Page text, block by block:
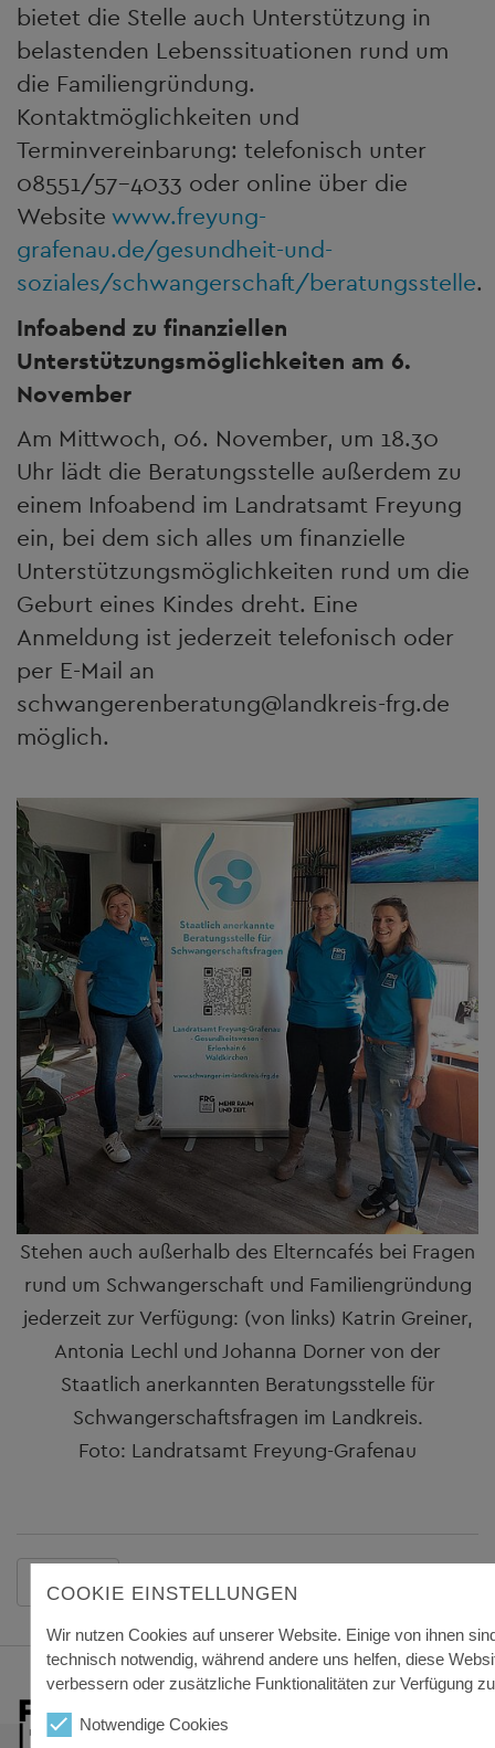
bietet die Stelle auch Unterstützung in
belastenden Lebenssituationen rund um
die Familiengründung.
Kontaktmöglichkeiten und
Terminvereinbarung: telefonisch unter
08551/57-4033 oder online über die
Website www.freyung-
grafenau.de/gesundheit-und-
soziales/schwangerschaft/beratungsstelle.
Infoabend zu finanziellen
Unterstützungsmöglichkeiten am 6.
November
Am Mittwoch, 06. November, um 18.30
Uhr lädt die Beratungsstelle außerdem zu
einem Infoabend im Landratsamt Freyung
ein, bei dem sich alles um finanzielle
Unterstützungsmöglichkeiten rund um die
Geburt eines Kindes dreht. Eine
Anmeldung ist jederzeit telefonisch oder
per E-Mail an
schwangerenberatung@landkreis-frg.de
möglich.
Stehen auch außerhalb des Elterncafés bei Fragen
rund um Schwangerschaft und Familiengründung
jederzeit zur Verfügung: (von links) Katrin Greiner,
Antonia Lechl und Johanna Dorner von der
Staatlich anerkannten Beratungsstelle für
Schwangerschaftsfragen im Landkreis.
Foto: Landratsamt Freyung-Grafenau
Zurück
COOKIE EINSTELLUNGEN
Wir nutzen Cookies auf unserer Website. Einige von ihnen
technisch notwendig, während andere uns helfen, diese
verbessern oder zusätzliche Funktionalitäten zur Verfügung
Notwendige Cookies